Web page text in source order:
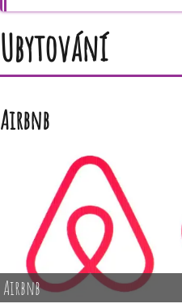
Ubytování
Airbnb
Airbnb